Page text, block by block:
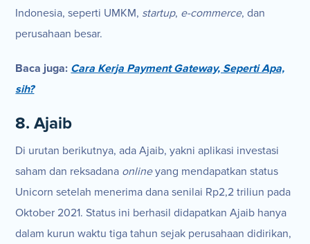
Indonesia, seperti UMKM, startup, e-commerce, dan
perusahaan besar.
Baca juga: Cara Kerja Payment Gateway, Seperti Apa,
sih?
8. Ajaib
Di urutan berikutnya, ada Ajaib, yakni aplikasi investasi
saham dan reksadana onlineyang mendapatkan status
Unicorn setelah menerima dana senilai Rp2,2 triliun pada
Oktober 2021. Status ini berhasil didapatkan Ajaib hanya
dalam kurun waktu tiga tahun sejak perusahaan didirikan,